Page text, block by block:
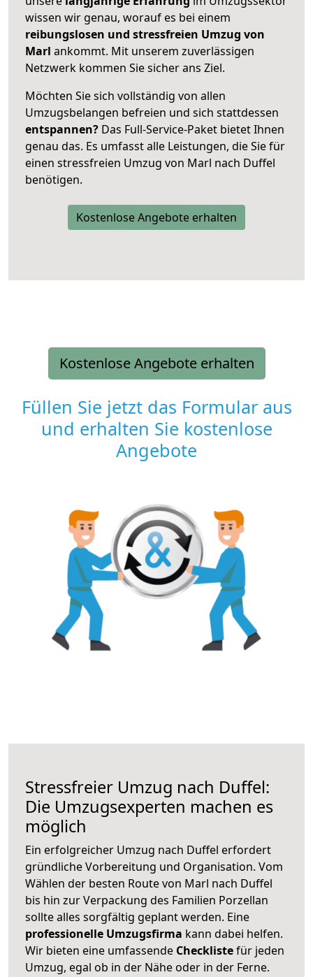
wissen wir genau, worauf es bei einem
reibungslosen und stressfreien Umzug von
Marl ankommt. Mit unserem zuverlässigen
Netzwerk kommen Sie sicher ans Ziel.
Möchten Sie sich vollständig von allen
Umzugsbelangen befreien und sich stattdessen
entspannen? Das Full-Service-Paket bietet Ihnen
genau das. Es umfasst alle Leistungen, die Sie für
einen stressfreien Umzug von Marl nach Duffel
benötigen.
Kostenlose Angebote erhalten
Kostenlose Angebote erhalten
Füllen Sie jetzt das Formular aus
und erhalten Sie kostenlose
Angebote
Stressfreier Umzug nach Duffel:
Die Umzugsexperten machen es
möglich
Ein erfolgreicher Umzug nach Duffel erfordert
gründliche Vorbereitung und Organisation. Vom
Wählen der besten Route von Marl nach Duffel
bis hin zur Verpackung des Familien Porzellan
sollte alles sorgfältig geplant werden. Eine
professionelle Umzugsfirma kann dabei helfen.
Wir bieten eine umfassende Checklistefür jeden
Umzug, egal ob in der Nähe oder in der Ferne.